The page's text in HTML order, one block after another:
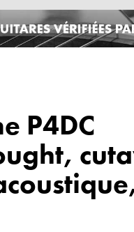
P4DC